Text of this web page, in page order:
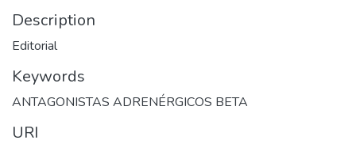
Description
Editorial
Keywords
ANTAGONISTAS ADRENÉRGICOS BETA
URI